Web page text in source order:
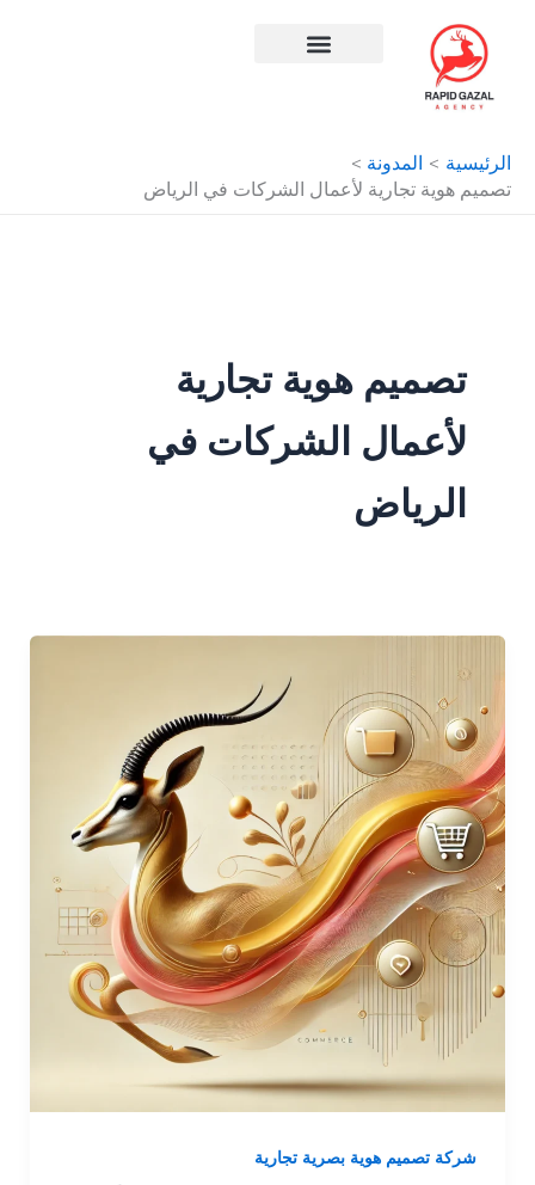
الرئيسية
المدونة
تصميم هوية تجارية لأعمال الشركات في الرياض
تصميم هوية تجارية
لأعمال الشركات في
الرياض
شركة تصميم هوية بصرية تجارية